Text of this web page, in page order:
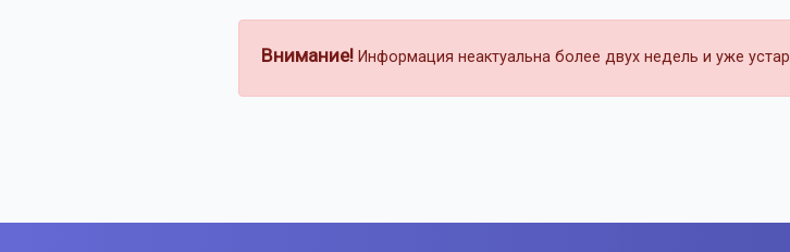
Внимание!Информация неактуальна более двух недель и уже